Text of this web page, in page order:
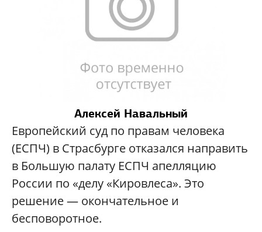
Алексей Навальный
Европейский суд по правам человека
(ЕСПЧ) в Страсбурге отказался направить
в Большую палату ЕСПЧ апелляцию
России по «делу «Кировлеса». Это
решение — окончательное и
бесповоротное.